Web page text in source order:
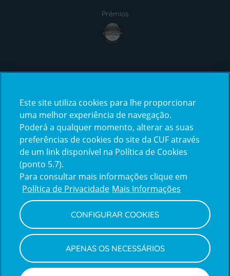
Prémios
award4
certification2certification3
Reclamações
e
elogios
Policy
Política de Privacidade e Cookies
Termos e Condições
Declaração de Acessibilidade
Canal de Denúncias
Informações legais
Este site utiliza cookies para lhe proporcionar
uma melhor experiência de navegação.
Poderá a qualquer momento, alterar as suas
preferências de cookies do site da CUF através
de um link disponível na Política de Cookies
(ponto 5.7).
Para consultar mais informações clique em
Política de Privacidade Mais Informações
CONFIGURAR COOKIES
APENAS OS NECESSÁRIOS